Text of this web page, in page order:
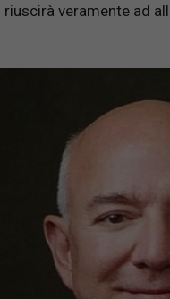
veramente ad